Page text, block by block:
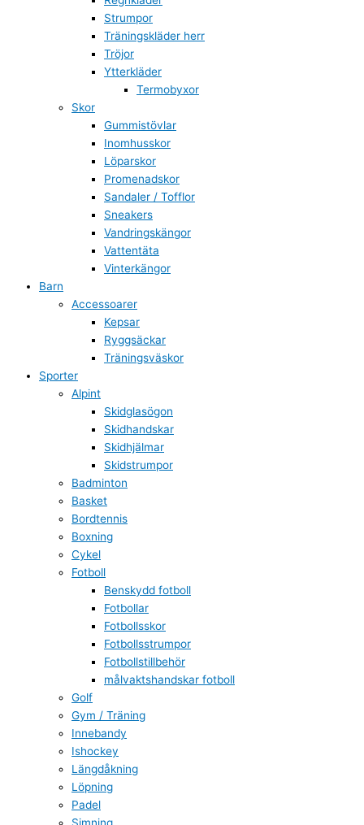
Strumpor
Träningskläder herr
Tröjor
Ytterkläder
Termobyxor
Skor
Gummistövlar
Inomhusskor
Löparskor
Promenadskor
Sandaler / Tofflor
Sneakers
Vandringskängor
Vattentäta
Vinterkängor
Barn
Accessoarer
Kepsar
Ryggsäckar
Träningsväskor
Sporter
Alpint
Skidglasögon
Skidhandskar
Skidhjälmar
Skidstrumpor
Badminton
Basket
Bordtennis
Boxning
Cykel
Fotboll
Benskydd fotboll
Fotbollar
Fotbollsskor
Fotbollsstrumpor
Fotbollstillbehör
målvaktshandskar fotboll
Golf
Gym / Träning
Innebandy
Ishockey
Längdåkning
Löpning
Padel